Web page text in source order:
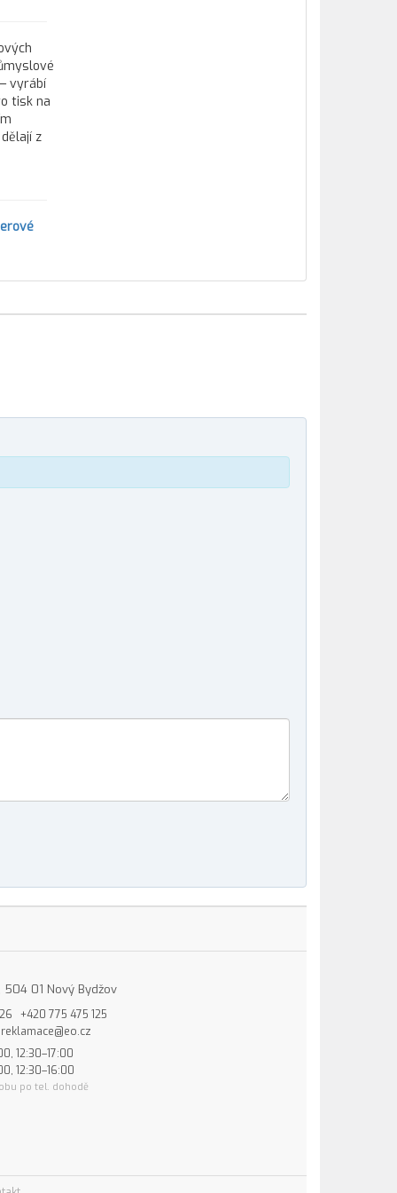
vyrábí
tisk na
z
504 01 Nový Bydžov
+420 775 475 125
reklamace@eo.cz
12:30–17:00
12:30–16:00
po tel. dohodě